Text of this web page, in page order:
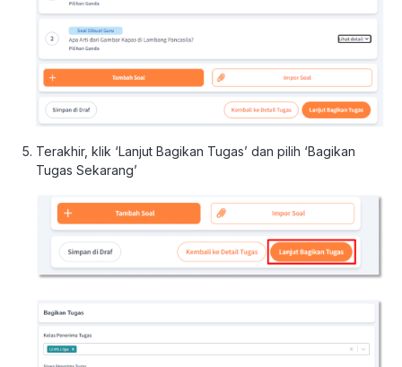
Terakhir, klik ‘Lanjut Bagikan Tugas’ dan pilih ‘Bagikan
Tugas Sekarang’